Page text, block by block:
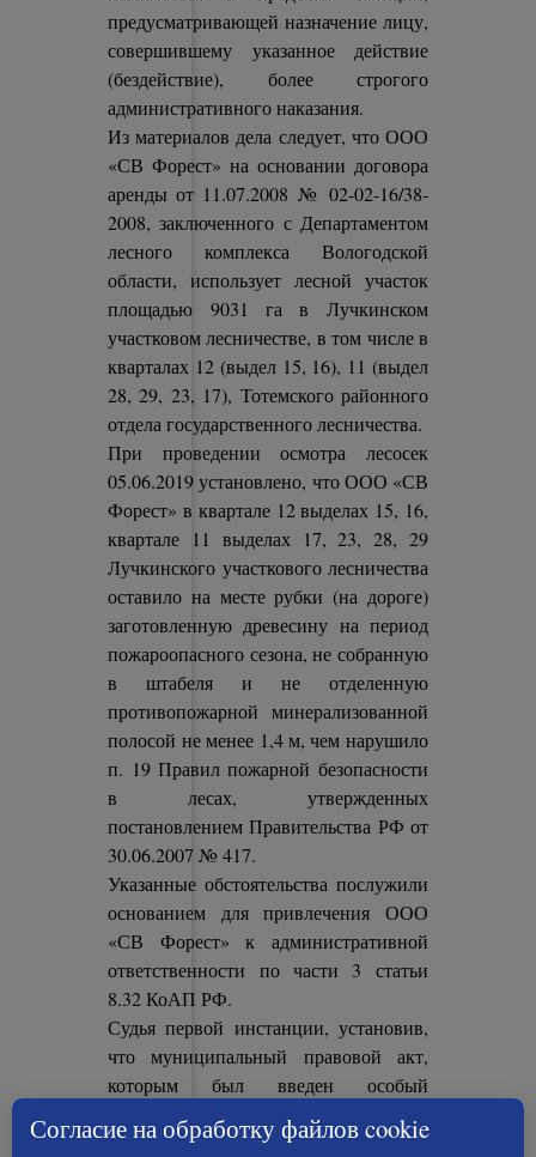
Согласие на обработку файлов cookie
предусматривающей назначение лицу,
совершившему указанное действие
(бездействие), более строгого
административного наказания.
Из материалов дела следует, что ООО
«СВ Форест» на основании договора
аренды от 11.07.2008 № 02-02-16/38-
2008, заключенного с Департаментом
лесного комплекса Вологодской
области, использует лесной участок
площадью 9031 га в Лучкинском
участковом лесничестве, в том числе в
кварталах 12 (выдел 15, 16), 11 (выдел
28, 29, 23, 17), Тотемского районного
отдела государственного лесничества.
При проведении осмотра лесосек
05.06.2019 установлено, что ООО «СВ
Форест» в квартале 12 выделах 15, 16,
квартале 11 выделах 17, 23, 28, 29
Лучкинского участкового лесничества
оставило на месте рубки (на дороге)
заготовленную древесину на период
пожароопасного сезона, не собранную
в штабеля и не отделенную
противопожарной минерализованной
полосой не менее 1,4 м, чем нарушило
п. 19 Правил пожарной безопасности
в лесах, утвержденных
постановлением Правительства РФ от
30.06.2007 № 417.
Указанные обстоятельства послужили
основанием для привлечения ООО
«СВ Форест» к административной
ответственности по части 3 статьи
8.32 КоАП РФ.
Судья первой инстанции, установив,
что муниципальный правовой акт,
которым был введен особый
постановление администрации